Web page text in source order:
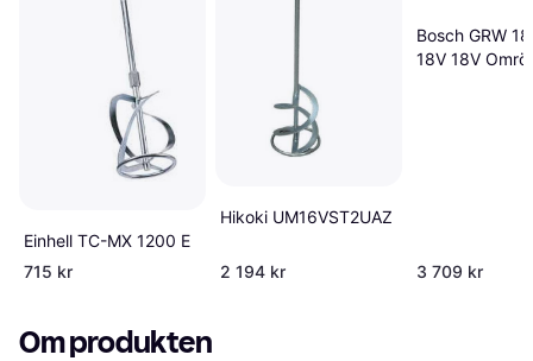
Einhell TC-MX 1200 E
715 kr
Hikoki UM16VST2UAZ
2 194 kr
Bosch GRW
18V 18V
3 709 kr
Om produkten